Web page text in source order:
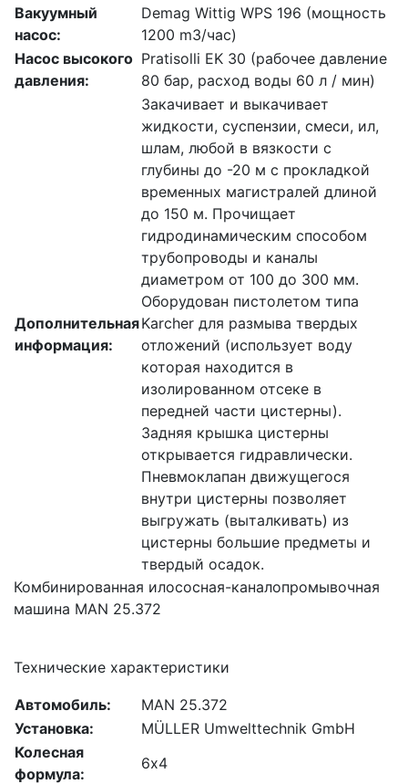
Вакуумный
насос:
Demag Wittig WPS 196 (мощность
1200 m3/час)
Насос высокого
давления:
Pratisolli EK 30 (рабочее давление
80 бар, расход воды 60 л / мин)
Дополнительная
информация:
Закачивает и выкачивает
жидкости, суспензии, смеси, ил,
шлам, любой в вязкости с
глубины до -20 м с прокладкой
временных магистралей длиной
до 150 м. Прочищает
гидродинамическим способом
трубопроводы и каналы
диаметром от 100 до 300 мм.
Оборудован пистолетом типа
Karcher для размыва твердых
отложений (использует воду
которая находится в
изолированном отсеке в
передней части цистерны).
Задняя крышка цистерны
открывается гидравлически.
Пневмоклапан движущегося
внутри цистерны позволяет
выгружать (выталкивать) из
цистерны большие предметы и
твердый осадок.
Комбинированная илососная-каналопромывочная
машина MAN 25.372
Технические характеристики
Автомобиль:
MAN 25.372
Установка:
MÜLLER Umwelttechnik GmbH
Колесная
формула:
6х4